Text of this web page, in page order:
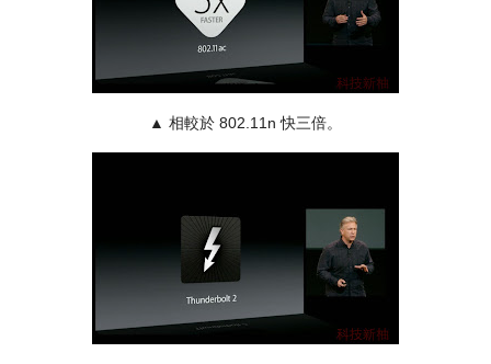
▲ 相較於 802.11n 快三倍。